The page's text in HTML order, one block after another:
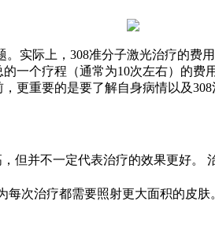
实际上，308准分子激光治疗的
一个疗程（通常为10次左右）的
更重要的是要了解自身病情以及
但并不一定代表治疗的效果更好。
次治疗都需要照射更大面积的皮肤